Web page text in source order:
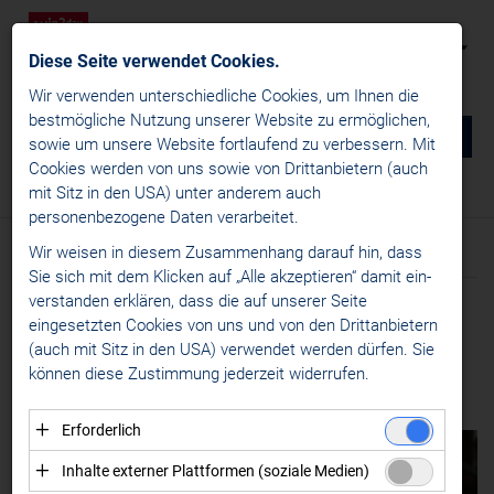
0 DE
NEWS
win2day ICE Hockey League
Liganews
International News
Transfernews
CHL
Specials
Alps Hockey League
Womens Hockey Leagues
News / News / Transfernews
Text
Meldung vom 31.07.2024
FILIPPO RIGONI
BLEIBT BEI ASIAGO
Diese Seite verwendet Cookies.
Wir verwenden unterschiedliche Cookies, um Ihnen die
best­mögliche Nutzung unserer Website zu ermöglichen,
sowie um unsere Website fortlaufend zu verbessern. Mit
Cookies werden von uns sowie von Drittanbietern (auch
mit Sitz in den USA) unter anderem auch
personenbezogene Daten verarbeitet.
Wir weisen in diesem Zusammenhang darauf hin, dass
Sie sich mit dem Klicken auf „Alle akzeptieren“ damit ein­
ver­standen erklären, dass die auf unserer Seite
eingesetzten Cookies von uns und von den Drittanbietern
(auch mit Sitz in den USA) verwendet werden dürfen. Sie
können diese Zustimmung jederzeit widerrufen.
Erforderlich
Essenzielle Cookies ermöglichen grundlegende
Funktionen und sind für die einwandfreie Funktion der
Inhalte externer Plattformen (soziale Medien)